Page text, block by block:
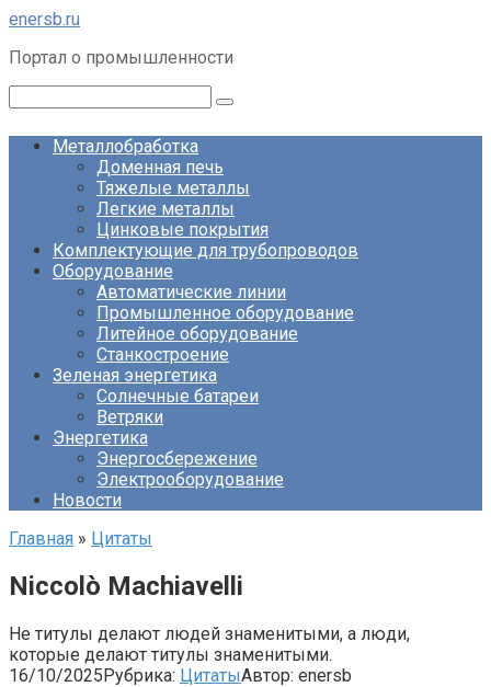
Перейти
контенту
enersb.ru
Портал о промышленности
Металлобработка
Доменная печь
Тяжелые металлы
Легкие металлы
Цинковые покрытия
Комплектующие для трубопроводов
Оборудование
Автоматические линии
Промышленное оборудование
Литейное оборудование
Станкостроение
Зеленая энергетика
Солнечные батареи
Ветряки
Энергетика
Энергосбережение
Электрооборудование
Новости
Главная » Цитаты
Niccolò Machiavelli
Не титулы делают людей знаменитыми, а люди,
которые делают титулы знаменитыми.
16/10/2025Рубрика: ЦитатыАвтор: enersb